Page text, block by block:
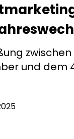
und dem